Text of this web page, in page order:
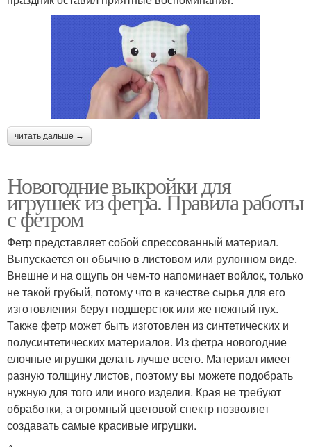
читать дальше →
Новогодние выкройки для
игрушек из фетра. Правила работы
с фетром
Фетр представляет собой спрессованный материал.
Выпускается он обычно в листовом или рулонном виде.
Внешне и на ощупь он чем-то напоминает войлок, только
не такой грубый, потому что в качестве сырья для его
изготовления берут подшерсток или же нежный пух.
Также фетр может быть изготовлен из синтетических и
полусинтетических материалов. Из фетра новогодние
елочные игрушки делать лучше всего. Материал имеет
разную толщину листов, поэтому вы можете подобрать
нужную для того или иного изделия. Края не требуют
обработки, а огромный цветовой спектр позволяет
создавать самые красивые игрушки.